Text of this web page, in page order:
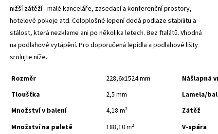
nižší zátěží - malé kanceláře, zasedací a konferenční prostory,
hotelové pokoje atd. Celoplošné lepení dodá podlaze stabilitu a
stálost, která nezklame ani po několika letech. Bez ftalátů. Vhodná
na podlahové vytápění. Pro doporučená lepidla a podlahové lišty
srolujte níže.
Rozměr 228,6x1524 mm
Nášlapná
Tloušťka
2,5 mm
Lamela/
Množství v balení
4,18 m²
Zátěž
Množství na paletě
188,10 m²
V-spára